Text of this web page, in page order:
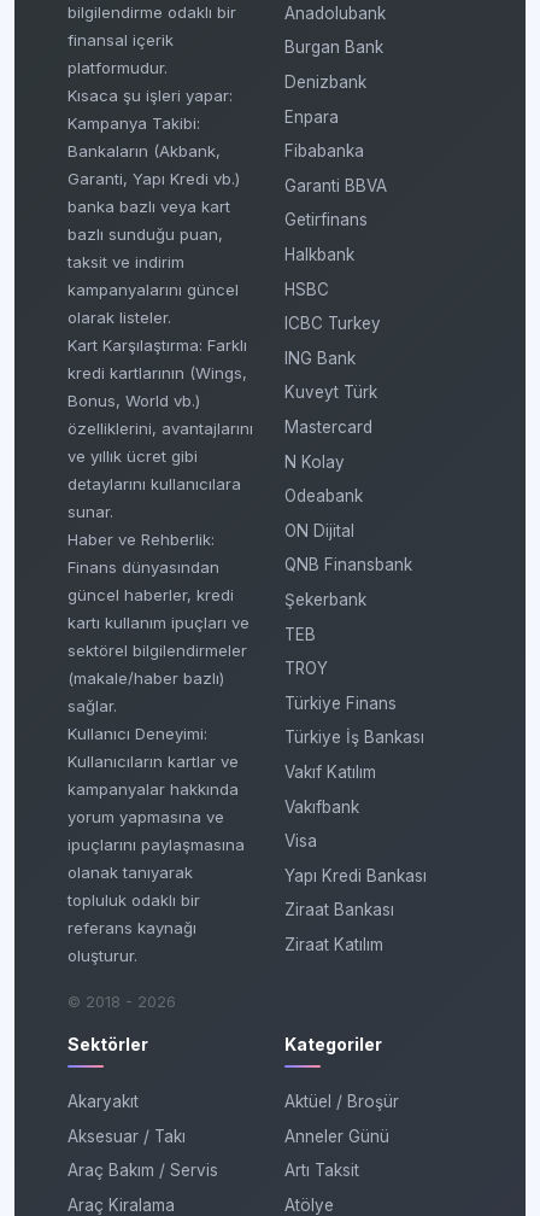
bilgilendirme odaklı bir
finansal içerik
platformudur.
Kısaca şu işleri yapar:
Kampanya Takibi:
Bankaların (Akbank,
Garanti, Yapı Kredi vb.)
banka bazlı veya kart
bazlı sunduğu puan,
taksit ve indirim
kampanyalarını güncel
olarak listeler.
Kart Karşılaştırma: Farklı
kredi kartlarının (Wings,
Bonus, World vb.)
özelliklerini, avantajlarını
ve yıllık ücret gibi
detaylarını kullanıcılara
sunar.
Haber ve Rehberlik:
Finans dünyasından
güncel haberler, kredi
kartı kullanım ipuçları ve
sektörel bilgilendirmeler
(makale/haber bazlı)
sağlar.
Kullanıcı Deneyimi:
Kullanıcıların kartlar ve
kampanyalar hakkında
yorum yapmasına ve
ipuçlarını paylaşmasına
olanak tanıyarak
topluluk odaklı bir
referans kaynağı
oluşturur.
© 2018 - 2026
Anadolubank
Burgan Bank
Denizbank
Enpara
Fibabanka
Garanti BBVA
Getirfinans
Halkbank
HSBC
ICBC Turkey
ING Bank
Kuveyt Türk
Mastercard
N Kolay
Odeabank
ON Dijital
QNB Finansbank
Şekerbank
TEB
TROY
Türkiye Finans
Türkiye İş Bankası
Vakıf Katılım
Vakıfbank
Visa
Yapı Kredi Bankası
Ziraat Bankası
Ziraat Katılım
Sektörler
Akaryakıt
Aksesuar / Takı
Araç Bakım / Servis
Araç Kiralama
Kategoriler
Aktüel / Broşür
Anneler Günü
Artı Taksit
Atölye